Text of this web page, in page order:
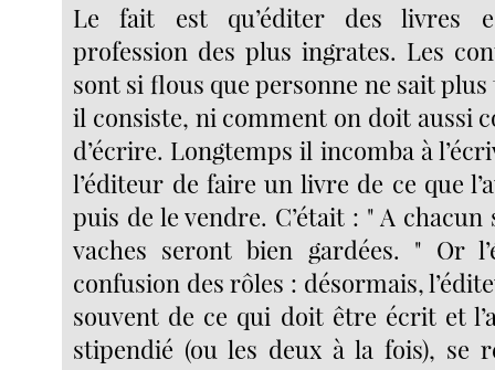
Le fait est qu’éditer des livres
profession des plus ingrates. Les
sont si flous que personne ne sait
il consiste, ni comment on doit aussi
d’écrire. Longtemps il incomba à
l’éditeur de faire un livre de ce que
puis de le vendre. C’était : " A
vaches seront bien gardées. " Or
confusion des rôles : désormais,
souvent de ce qui doit être écrit et
stipendié (ou les deux à la fois), se